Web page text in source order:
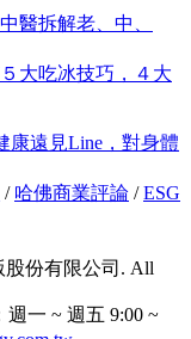
醫拆解老、中、
大吃冰技巧，４大
康遠見Line，對身體
/ 哈佛商業評論 /ESG
股份有限公司. All
一 ~ 週五 9:00 ~